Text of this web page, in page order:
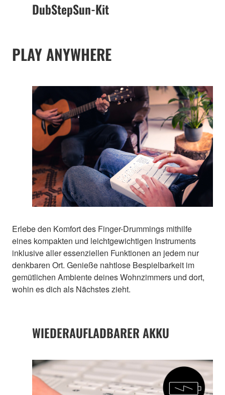
DubStepSun-Kit
PLAY ANYWHERE
Erlebe den Komfort des Finger-Drummings mithilfe
eines kompakten und leichtgewichtigen Instruments
inklusive aller essenziellen Funktionen an jedem nur
denkbaren Ort. Genieße nahtlose Bespielbarkeit im
gemütlichen Ambiente deines Wohnzimmers und dort,
wohin es dich als Nächstes zieht.
WIEDERAUFLADBARER AKKU